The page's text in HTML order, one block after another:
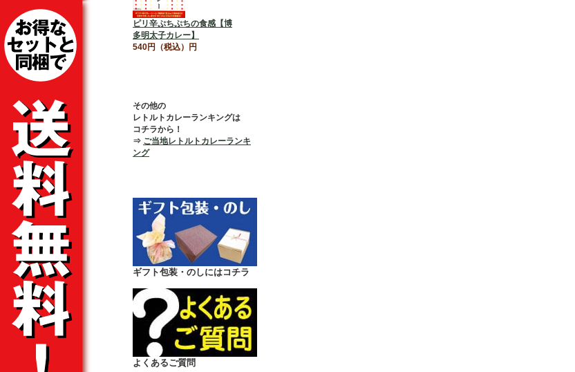
ピリ辛ぷちぷちの食感【博
多明太子カレー】
540円（税込）円
その他の
レトルトカレーランキングは
コチラから！
⇒ ご当地レトルトカレーランキ
ング
ギフト包装・のしにはコチラ
よくあるご質問